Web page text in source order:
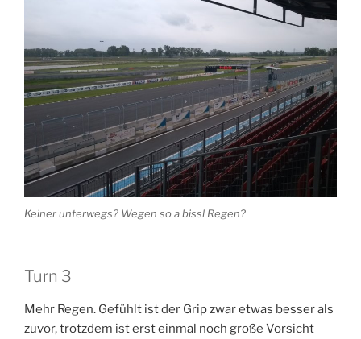
Keiner unterwegs? Wegen so a bissl Regen?
Turn 3
Mehr Regen. Gefühlt ist der Grip zwar etwas besser als
zuvor, trotzdem ist erst einmal noch große Vorsicht